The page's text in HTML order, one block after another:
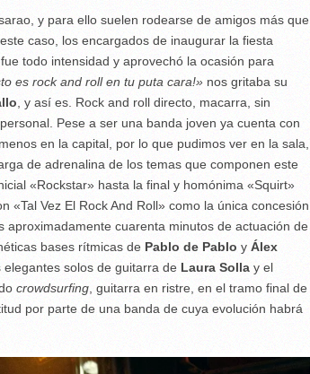
y para ello suelen rodearse de amigos más que
caso, los encargados de inaugurar la fiesta
todo intensidad y aprovechó la ocasión para
es rock and roll en tu puta cara!»nos gritaba su
, y así es. Rock and roll directo, macarra, sin
Pese a ser una banda joven ya cuenta con
en la capital, por lo que pudimos ver en la sala,
de adrenalina de los temas que componen este
«Rockstar» hasta la final y homónima «Squirt»
«Tal Vez El Rock And Roll» como la única concesión
aproximadamente cuarenta minutos de actuación de
bases rítmicas de Pablo de Pablo y Álex
solos de guitarra de Laura Solla y el
crowdsurfing, guitarra en ristre, en el tramo final de
por parte de una banda de cuya evolución habrá